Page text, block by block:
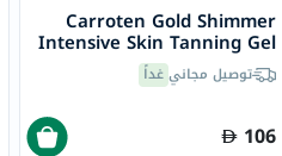
Carroten Gold Shimmer
Intensive Skin Tanning Gel
150mlتوصيل مجانيغداً
106